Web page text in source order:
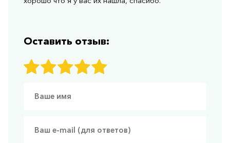
Оставить отзыв: